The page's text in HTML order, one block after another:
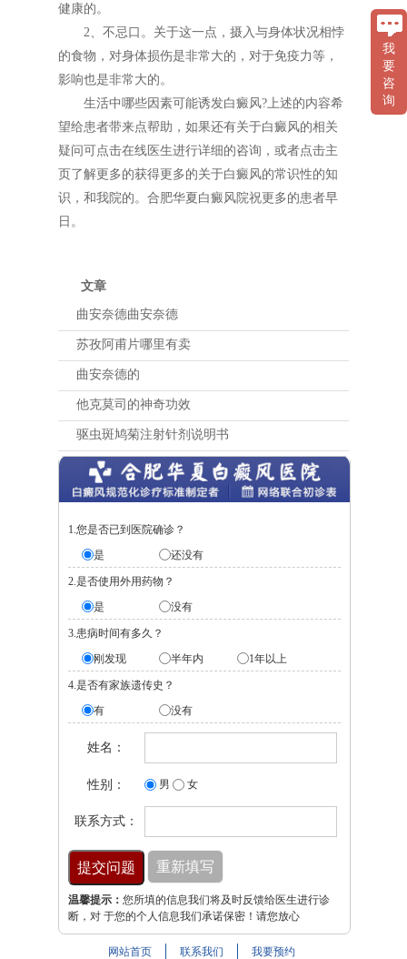
健康的。
2、不忌口。关于这一点，摄入与身体状况相悖
的食物，对身体损伤是非常大的，对于免疫力等，
影响也是非常大的。
生活中哪些因素可能诱发白癜风?上述的内容希
望给患者带来点帮助，如果还有关于白癜风的相关
疑问可点击在线医生进行详细的咨询，或者点击主
页了解更多的获得更多的关于白癜风的常识性的知
识，和我院的。合肥华夏白癜风院祝更多的患者早
日。
文章
曲安奈德曲安奈德
苏孜阿甫片哪里有卖
曲安奈德的
他克莫司的神奇功效
驱虫斑鸠菊注射针剂说明书
1.您是否已到医院确诊？
是
还没有
2.是否使用外用药物？
是
没有
3.患病时间有多久？
刚发现
半年内 1年以上
4.是否有家族遗传史？
有
没有
姓名：
性别： 男 女
联系方式：
温馨提示： 您所填的信息我们将及时反馈给医生进行诊
断，对 于您的个人信息我们承诺保密！请您放心
网站首页 联系我们 我要预约
我
要
咨
询